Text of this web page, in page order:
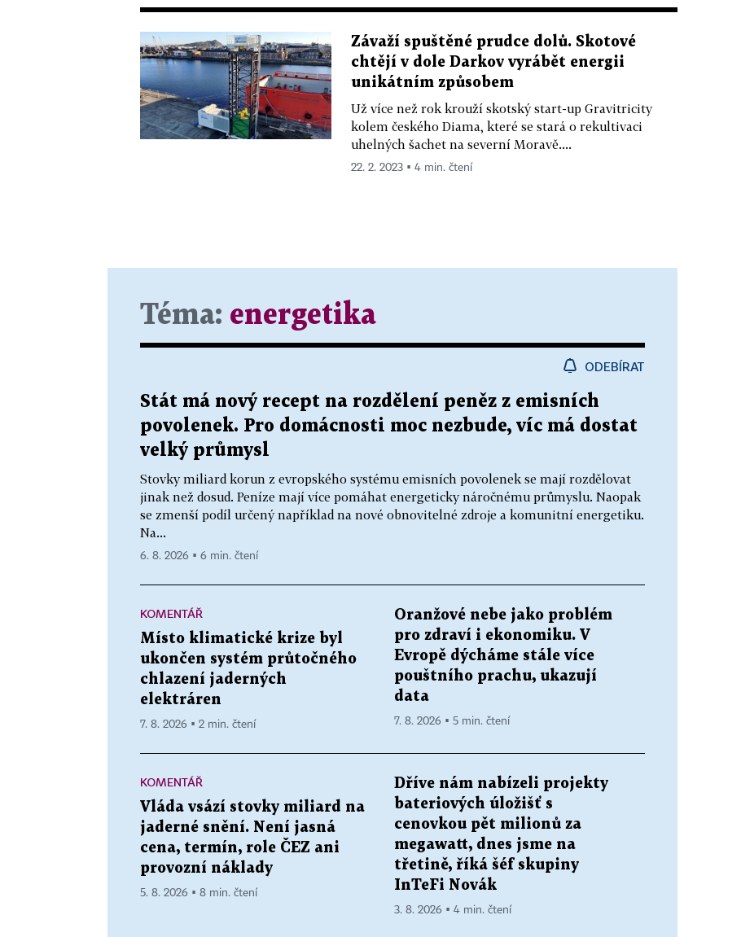
Závaží spuštěné prudce dolů. Skotové
chtějí v dole Darkov vyrábět energii
unikátním způsobem
Už více než rok krouží skotský start-up Gravitricity
kolem českého Diama, které se stará o rekultivaci
uhelných šachet na severní Moravě....
22. 2. 2023 ▪ 4 min. čtení
Téma: energetika
ODEBÍRAT
Stát má nový recept na rozdělení peněz z emisních
povolenek. Pro domácnosti moc nezbude, víc má dostat
velký průmysl
Stovky miliard korun z evropského systému emisních povolenek se mají rozdělovat
jinak než dosud. Peníze mají více pomáhat energeticky náročnému průmyslu. Naopak
se zmenší podíl určený například na nové obnovitelné zdroje a komunitní energetiku.
Na...
6. 8. 2026 ▪ 6 min. čtení
KOMENTÁŘ
Místo klimatické krize byl
ukončen systém průtočného
chlazení jaderných
elektráren
7. 8. 2026 ▪ 2 min. čtení
Oranžové nebe jako problém
pro zdraví i ekonomiku. V
Evropě dýcháme stále více
pouštního prachu, ukazují
data
7. 8. 2026 ▪ 5 min. čtení
KOMENTÁŘ
Vláda vsází stovky miliard na
jaderné snění. Není jasná
cena, termín, role ČEZ ani
provozní náklady
5. 8. 2026 ▪ 8 min. čtení
Dříve nám nabízeli projekty
bateriových úložišť s
cenovkou pět milionů za
megawatt, dnes jsme na
třetině, říká šéf skupiny
InTeFi Novák
3. 8. 2026 ▪ 4 min. čtení